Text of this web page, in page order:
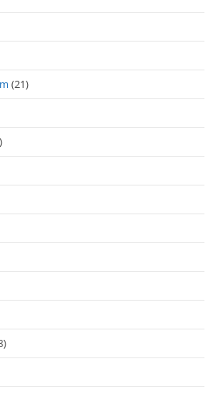
(21)